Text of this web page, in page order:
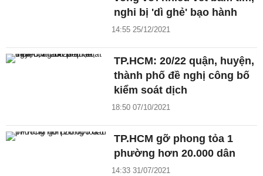
nghi bị 'dì ghẻ' bạo hành
14:55 25/12/2021
TP.HCM: 20/22 quận, huyện,
thành phố đề nghị công bố
kiểm soát dịch
18:50 07/10/2021
TP.HCM gỡ phong tỏa 1
phường hơn 20.000 dân
14:33 31/07/2021